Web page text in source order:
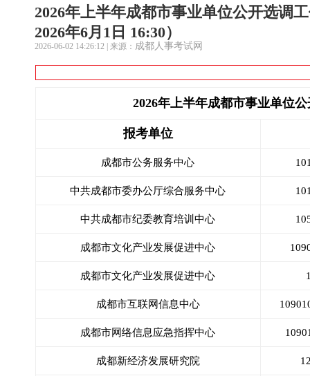
2026年上半年成都市事业单位公开选调
2026年6月1日 16:30）
2026-06-02 14:26:12 | 来源： 成都人事考试网
2026年上半年成都市事业单位
报考单位
成都市公务服务中心
中共成都市委办公厅综合服务中心
中共成都市纪委教育培训中心
成都市文化产业发展促进中心
成都市文化产业发展促进中心
成都市互联网信息中心
成都市网络信息应急指挥中心
成都新经济发展研究院